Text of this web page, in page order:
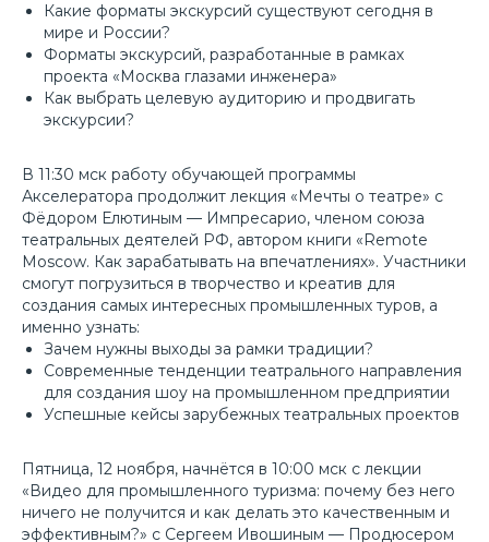
Какие форматы экскурсий существуют сегодня в
мире и России?
Форматы экскурсий, разработанные в рамках
проекта «Москва глазами инженера»
Как выбрать целевую аудиторию и продвигать
экскурсии?
В 11:30 мск работу обучающей программы
Акселератора продолжит лекция «Мечты о театре» с
Фёдором Елютиным — Импресарио, членом союза
театральных деятелей РФ, автором книги «Remote
Moscow. Как зарабатывать на впечатлениях». Участники
смогут погрузиться в творчество и креатив для
создания самых интересных промышленных туров, а
именно узнать:
Зачем нужны выходы за рамки традиции?
Современные тенденции театрального направления
для создания шоу на промышленном предприятии
Успешные кейсы зарубежных театральных проектов
Пятница, 12 ноября, начнётся в 10:00 мск с лекции
«Видео для промышленного туризма: почему без него
ничего не получится и как делать это качественным и
эффективным?» с Сергеем Ивошиным — Продюсером